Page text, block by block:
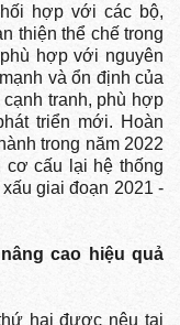
hợp với các bộ,
thiện thể chế trong
hợp với nguyên
và ổn định của
tranh, phù hợp
triển mới. Hoàn
trong năm 2022
cấu lại hệ thống
giai đoạn 2021 -
cao hiệu quả
hai được nêu tại